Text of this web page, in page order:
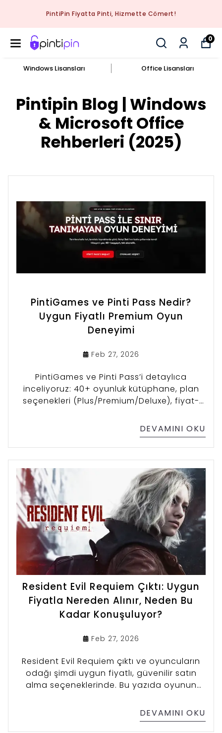
PintiPin Fiyatta Pinti, Hizmette Cömert!
0
Windows Lisansları Office Lisansları
Pintipin Blog | Windows
& Microsoft Office
Rehberleri (2025)
PintiGames ve Pinti Pass Nedir?
Uygun Fiyatlı Premium Oyun
Deneyimi
Feb 27, 2026
PintiGames ve Pinti Pass’i detaylıca
inceliyoruz: 40+ oyunluk kütüphane, plan
seçenekleri (Plus/Premium/Deluxe), fiyat-
kimler için uygun olduğu bu rehberde.
DEVAMINI OKU
Resident Evil Requiem Çıktı: Uygun
Fiyatla Nereden Alınır, Neden Bu
Kadar Konuşuluyor?
Feb 27, 2026
Resident Evil Requiem çıktı ve oyuncuların
odağı şimdi uygun fiyatlı, güvenilir satın
alma seçeneklerinde. Bu yazıda oyunun
alınabileceğini ve Pinti Pass ile alternatif
oyun deneyimini inceliyoruz.
DEVAMINI OKU